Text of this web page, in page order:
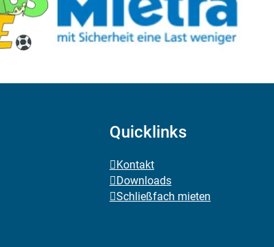
Quicklinks
Kontakt
Downloads
Schließfach mieten